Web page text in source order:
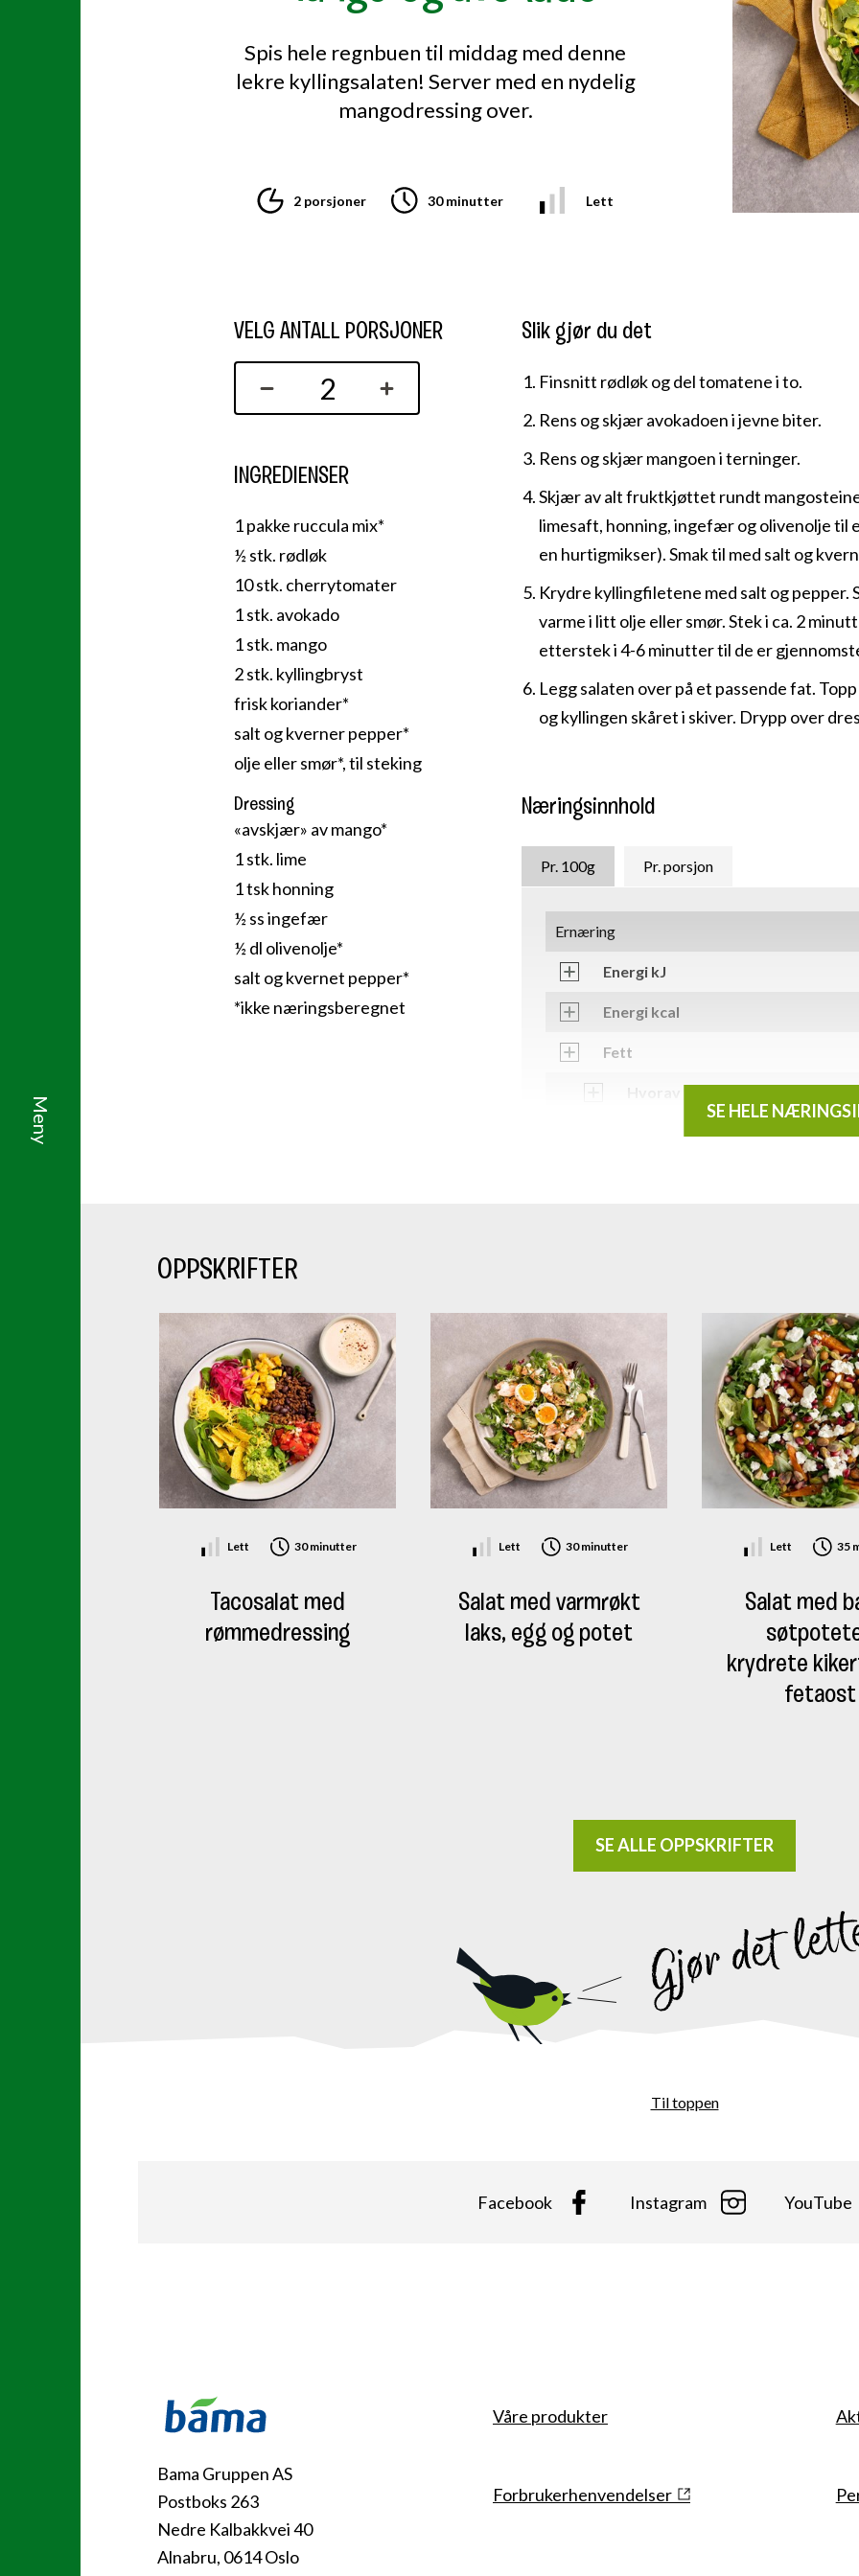
Spis hele regnbuen til middag med denne
lekre kyllingsalaten! Server med en nydelig
mangodressing over.
2 porsjoner 30 minutter Lett
VELG ANTALL PORSJONER
INGREDIENSER
1 pakke ruccula mix*
½ stk. rødløk
10 stk. cherrytomater
1 stk. avokado
1 stk. mango
2 stk. kyllingbryst
frisk koriander*
salt og kverner pepper*
olje eller smør*, til steking
Dressing
«avskjær» av mango*
1 stk. lime
1 tsk honning
½ ss ingefær
½ dl olivenolje*
salt og kvernet pepper*
*ikke næringsberegnet
Slik gjør du det
Finsnitt rødløk og del tomatene i to.
Rens og skjær avokadoen i jevne biter.
Rens og skjær mangoen i terninger.
Skjær av alt fruktkjøttet rundt
limesaft, honning, ingefær og olivenolje til
en hurtigmikser). Smak til med salt og
Krydre kyllingfiletene med salt og pepper.
varme i litt olje eller smør. Stek i ca. 2
etterstek i 4-6 minutter til de er
Legg salaten over på et passende fat.
og kyllingen skåret i skiver. Drypp over
Næringsinnhold
Pr. 100g Pr. porsjon
Ernæring
Energi kJ
Energi kcal
Fett
Karbohydrater
Vitamin C (askorbinsyre)
Vitamin B1 (tiamin)
Riboflavin
Vitamin B3 (niacin)
Vitamin B6 (pyridoksin)
Fosfor (P)
SE HELE
OPPSKRIFTER
Lett 30 minutter
Tacosalat med
rømmedressing
Lett 30 minutter
Salat med varmrøkt
laks, egg og potet
Lett 35
Salat med
krydrete
fetaost
SE ALLE OPPSKRIFTER
Til toppen
Facebook Instagram YouTube
Kontakt
Bama Gruppen AS
Postboks 263
Nedre Kalbakkvei 40
Alnabru, 0614 Oslo
Snarveier
Våre produkter
Forbrukerhenvendelser